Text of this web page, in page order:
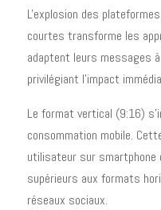
L'explosion des
courtes transforme les
adaptent leurs messages
privilégiant l'impact
Le format vertical (9:16)
consommation mobile.
utilisateur sur smartphone
supérieurs aux formats
réseaux sociaux.